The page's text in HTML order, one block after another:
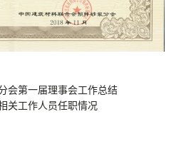
会第一届理事会工作总结
关工作人员任职情况